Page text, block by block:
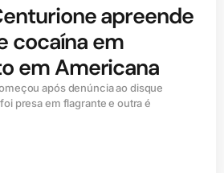
apreende
cocaína em
em Americana
após denúncia ao disque
presa em flagrante e outra é